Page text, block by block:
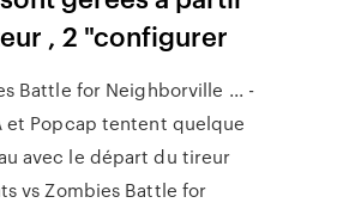
, 2 "configurer
Battle for Neighborville ... -
et Popcap tentent quelque
avec le départ du tireur
vs Zombies Battle for